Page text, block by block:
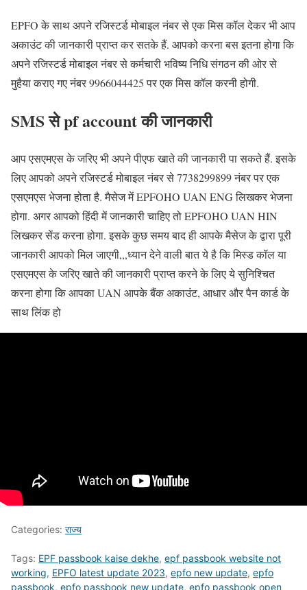
EPFO के साथ अपने रजिस्टर्ड मोबाइल नंबर से एक मिस कॉल देकर भी आप
अकाउंट की जानकारी प्राप्त कर सतके हैं. आपको करना बस इतना होगा कि
अपने रजिस्टर्ड मोबाइल नंबर से कर्मचारी भविष्य निधि संगठन की ओर से
मुहैया कराए गए नंबर 9966044425 पर एक मिस कॉल करनी होगी.
SMS से pf account की जानकारी
आप एसएमएस के जरिए भी अपने पीएफ खाते की जानकारी पा सकते हैं. इसके
लिए आपको अपने रजिस्टर्ड मोबाइल नंबर से 7738299899 नंबर पर एक
एसएमएस भेजना होता है. मैसेज में EPFOHO UAN ENG लिखकर भेजना
होगा. अगर आपको हिंदी में जानकारी चाहिए तो EPFOHO UAN HIN
लिखकर सेंड करना होगा. इसके कुछ समय बाद ही आपके मैसेज के द्वारा पूरी
जानकारी आपको मिल जाएगी,,,ध्यान देने वाली बात ये है कि मिस्ड कॉल या
एसएमएस के जरिए खाते की जानकारी प्राप्त करने के लिए ये सुनिश्चित
करना होगा कि आपका UAN आपके बैंक अकाउंट, आधार और पैन कार्ड के
साथ लिंक हो
Categories: राज्य
Tags: EPF passbook kaise dekhe, epf passbook website not
working, EPFO latest update 2023, epfo new update, epfo
passbook, epfo passbook new update, epfo passbook open